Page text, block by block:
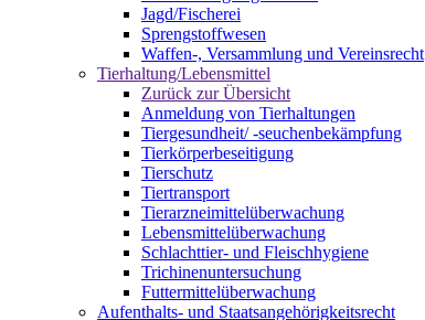
Jagd/Fischerei
Sprengstoffwesen
Waffen-, Versammlung und Vereinsrecht
Tierhaltung/Lebensmittel
Zurück zur Übersicht
Anmeldung von Tierhaltungen
Tiergesundheit/ -seuchenbekämpfung
Tierkörperbeseitigung
Tierschutz
Tiertransport
Tierarzneimittelüberwachung
Lebensmittelüberwachung
Schlachttier- und Fleischhygiene
Trichinenuntersuchung
Futtermittelüberwachung
Aufenthalts- und Staatsangehörigkeitsrecht